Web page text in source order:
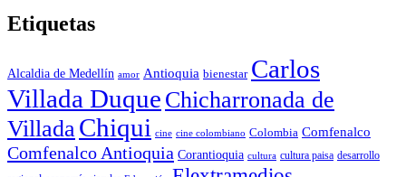
Etiquetas
Alcaldia de Medellín amor Antioquia bienestar Carlos
Villada Duque Chicharronada de
Villada Chiqui cine cine colombiano Colombia Comfenalco
Comfenalco Antioquia Corantioquia cultura cultura paisa desarrollo